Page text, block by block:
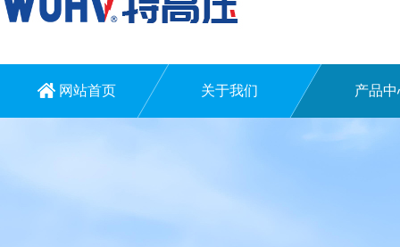
网站首页 关于我们 产品中